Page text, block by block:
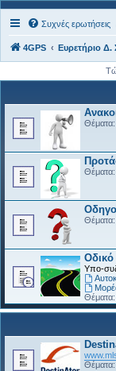
Συχνές ερωτήσεις
4GPS Ευρετήριο Δ.
Θέματα:
Θέματα:
Θέματα:
Οδικό
Υπο-
Θέματα:
Θέματα: